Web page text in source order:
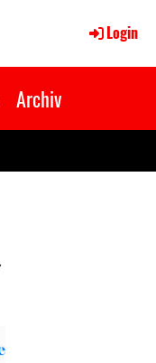
Login
Archiv